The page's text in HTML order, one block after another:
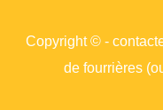
Copyright © -
de fourrières